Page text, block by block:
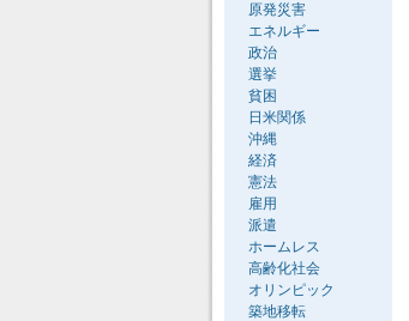
原発災害
エネルギー
政治
選挙
貧困
日米関係
沖縄
経済
憲法
雇用
派遣
ホームレス
高齢化社会
オリンピック
築地移転